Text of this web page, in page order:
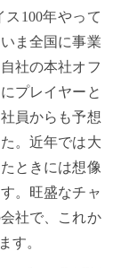
100年やって
ま全国に事業
社の本社オフ
プレイヤーと
員からも予想
。近年では大
ときには想像
。旺盛なチャ
社で、これか
す。